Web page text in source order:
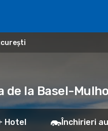
la Basel-
Hotel Închirieri